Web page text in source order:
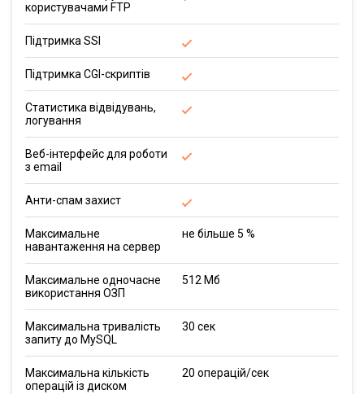
користувачами FTP
Підтримка SSI
Підтримка CGI-скриптів
Статистика відвідувань,
логування
Веб-інтерфейс для роботи
з email
Анти-спам захист
Максимальне
навантаження на сервер
не більше 5 %
Максимальне одночасне
використання ОЗП
512 Мб
Максимальна тривалість
запиту до MySQL
30 сек
Максимальна кількість
операцій із диском
20 операцій/сек